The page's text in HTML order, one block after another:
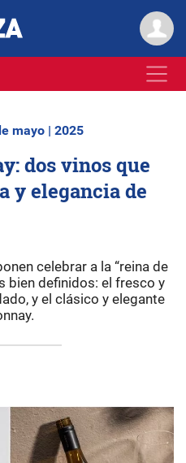
mayo | 2025
dos vinos que
y elegancia de
celebrar a la “reina de
bien definidos: el fresco y
y el clásico y elegante